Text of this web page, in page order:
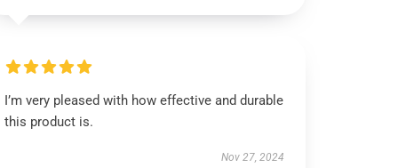
I’m very pleased with how effective and durable
this product is.
Nov 27, 2024